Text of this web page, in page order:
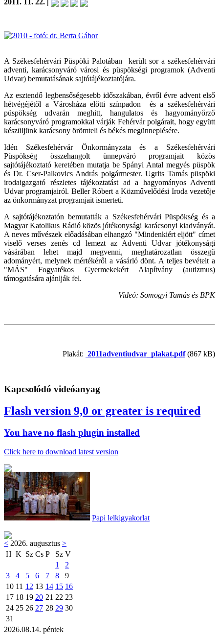
2011. 11. 22. |
A Székesfehérvári Püspöki Palotában került sor a székesfehérvári
adventi, karácsonyváró városi és püspökségi programok (Adventi
Udvar) bemutatásának sajtótájékoztatójára.
Az esztendő legbensőségesebb időszakában, évről évre advent első
hétvégéjétől a Városháza előtti színpadon és a székesfehérvári
püspökség udvarán meghitt, hangulatos és hagyományőrző
karácsonyváró programokkal várják Fehérvár polgárait, hogy együtt
készüljünk karácsony örömteli és békés megünneplésére.
Idén Székesfehérvár Önkormányzata és a Székesfehérvári
Püspökség összehangolt ünnepváró programjait közös
sajtótájékoztató keretében mutatja be Spányi Antal megyés püspök
és Dr. Cser-Palkovics András polgármester. Ugrits Tamás püspöki
irodaigazgató részletes tájékoztatást ad a hagyományos Adventi
Udvar programjairól. Beller Róbert a Közművelődési Iroda vezetője
az önkormányzat programjait ismerteti.
A sajtótájékoztatón bemutatták a Székesfehérvári Püspökség és a
Magyar Katolikus Rádió közös jótékonysági karácsonyi kiadványát.
A neves művészek előadásában elhangzó "Mindenkiért eljött" címet
viselő verses zenés cd lemezt az Adventi Udvar jótékonysági
vásárában lehet majd megvenni, meghatározatlan összegű
adományért, melynek mértékéről a vásárló dönt. A teljes bevételt a
"MÁS" Fogyatékos Gyermekekért Alapítvány (autizmus)
támogatására ajánlják fel.
Videó: Somogyi Tamás és BPK
Plakát: 2011adventiudvar_plakat.pdf(867 kB)
Kapcsolódó videóanyag
Flash version 9,0 or greater is required
You have no flash plugin installed
Click here to download latest version
Papi lelkigyakorlat
< 2026. augusztus >
H K Sz Cs P Sz V
1
2
3
4 5 6 7 8
9
10 11 12 13 14 15 16
17 18 19 20 21 22 23
24 25 26 27 28 29 30
31
2026.08.14. péntek